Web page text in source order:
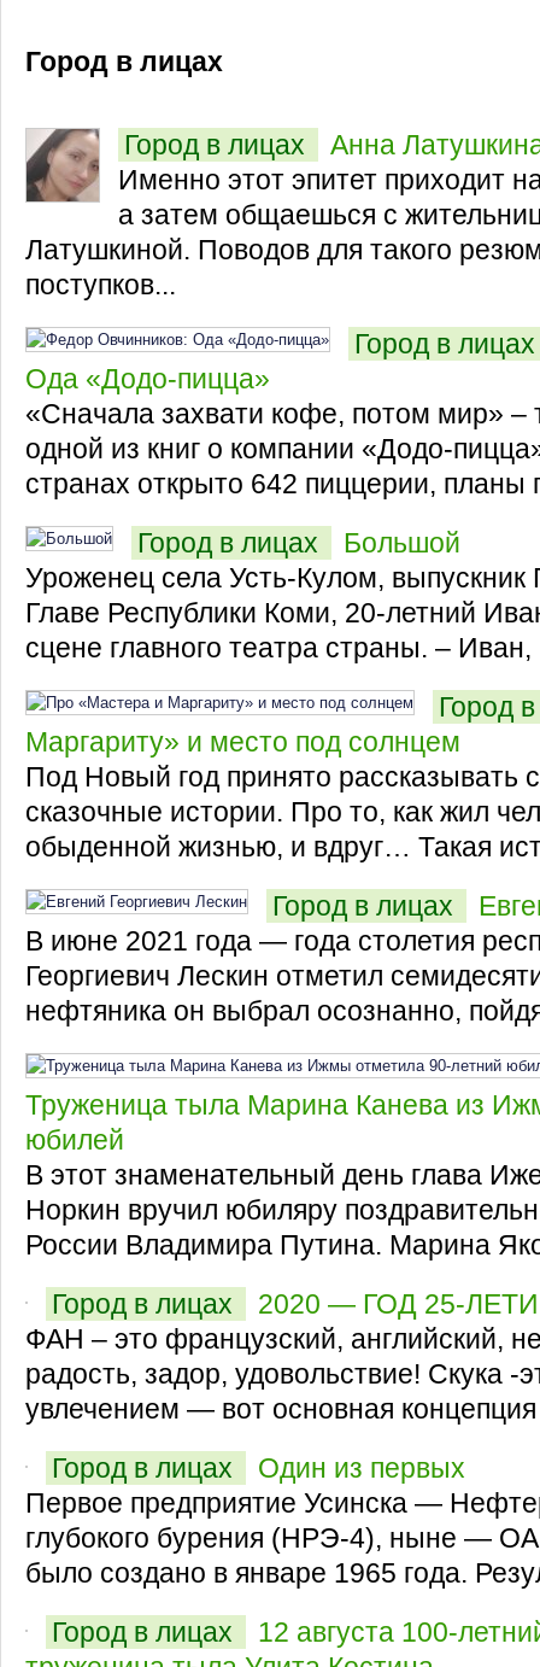
Город в лицах
Город в лицах
Анна
Именно этот эпитет приходит
а затем общаешься с
Латушкиной. Поводов для такого
поступков...
Город в
Ода «Додо-пицца»
«Сначала захвати кофе, потом мир» –
одной из книг о компании «Додо-
странах открыто 642 пиццерии, планы
Город в лицах
Большой
Уроженец села Усть-Кулом, выпускник
Главе Республики Коми, 20-летний
сцене главного театра страны. – Иван,
Город
Маргариту» и место под солнцем
Под Новый год принято рассказывать
сказочные истории. Про то, как жил
обыденной жизнью, и вдруг… Такая
Город в лицах
В июне 2021 года — года столетия
Георгиевич Лескин отметил
нефтяника он выбрал осознанно,
Труженица тыла Марина Канева из
юбилей
В этот знаменательный день глава
Норкин вручил юбиляру
России Владимира Путина. Марина
Город в лицах
2020 — ГОД 25-
ФАН – это французский, английский,
радость, задор, удовольствие! Скука -
увлечением — вот основная
Город в лицах
Один из первых
Первое предприятие Усинска —
глубокого бурения (НРЭ-4), ныне —
было создано в январе 1965 года.
Город в лицах
12 августа 100-